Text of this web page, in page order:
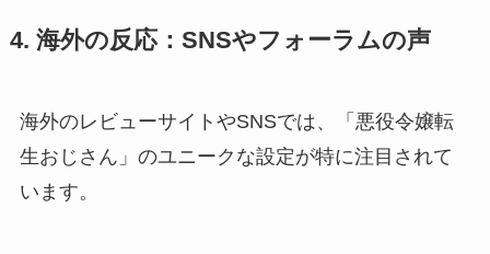
4. 海外の反応：SNSやフォーラムの声
海外のレビューサイトやSNSでは、「悪役令嬢転
生おじさん」のユニークな設定が特に注目されて
います。